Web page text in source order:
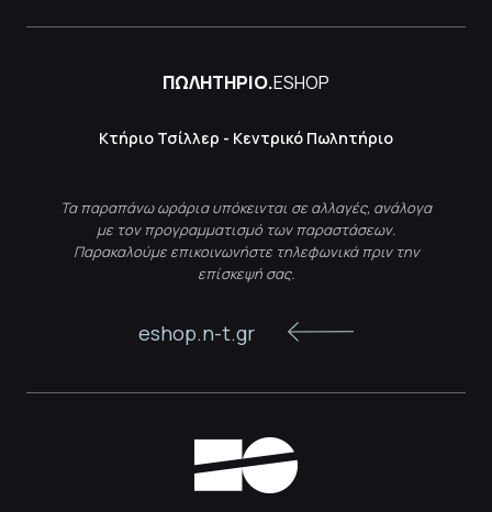
ΠΩΛΗΤΗΡΙΟ.ESHOP
Κτήριο Τσίλλερ - Κεντρικό Πωλητήριο
Τα παραπάνω ωράρια υπόκεινται σε αλλαγές, ανάλογα
με τον προγραμματισμό των παραστάσεων.
Παρακαλούμε επικοινωνήστε τηλεφωνικά πριν την
επίσκεψή σας.
eshop.n-t.gr